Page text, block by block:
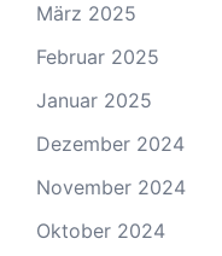
März 2025
Februar 2025
Januar 2025
Dezember 2024
November 2024
Oktober 2024